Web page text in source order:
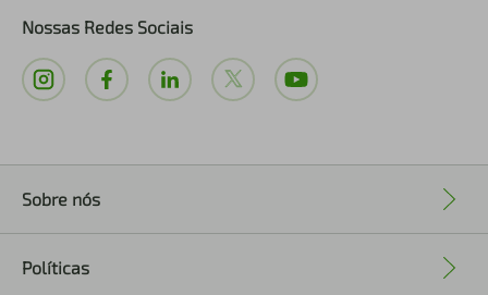
Nossas Redes Sociais
Sobre nós
Políticas